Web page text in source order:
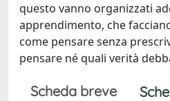
questo vanno organizzati
apprendimento, che
come pensare senza
pensare né quali verità
Scheda breve